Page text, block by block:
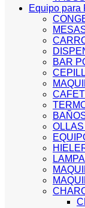
Equipo para
BAR